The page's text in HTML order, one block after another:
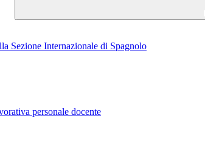
Sezione Internazionale di Spagnolo
personale docente